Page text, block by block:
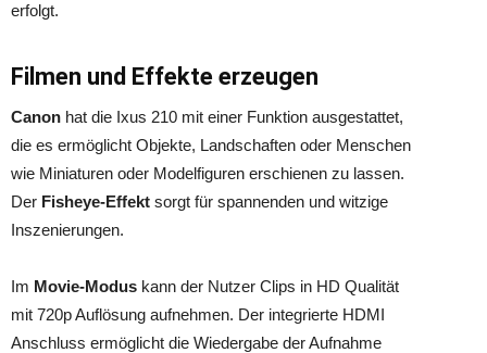
erfolgt.
Filmen und Effekte erzeugen
Canon hat die Ixus 210 mit einer Funktion ausgestattet,
die es ermöglicht Objekte, Landschaften oder Menschen
wie Miniaturen oder Modelfiguren erschienen zu lassen.
Der Fisheye-Effekt sorgt für spannenden und witzige
Inszenierungen.
Im Movie-Modus kann der Nutzer Clips in HD Qualität
mit 720p Auflösung aufnehmen. Der integrierte HDMI
Anschluss ermöglicht die Wiedergabe der Aufnahme